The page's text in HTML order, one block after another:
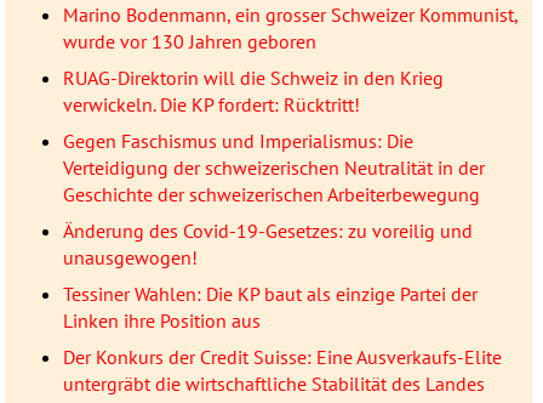
Marino Bodenmann, ein grosser Schweizer Kommunist,
wurde vor 130 Jahren geboren
RUAG-Direktorin will die Schweiz in den Krieg
verwickeln. Die KP fordert: Rücktritt!
Gegen Faschismus und Imperialismus: Die
Verteidigung der schweizerischen Neutralität in der
Geschichte der schweizerischen Arbeiterbewegung
Änderung des Covid-19-Gesetzes: zu voreilig und
unausgewogen!
Tessiner Wahlen: Die KP baut als einzige Partei der
Linken ihre Position aus
Der Konkurs der Credit Suisse: Eine Ausverkaufs-Elite
untergräbt die wirtschaftliche Stabilität des Landes